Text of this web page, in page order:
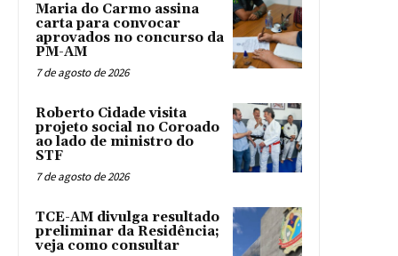
Maria do Carmo assina
carta para convocar
aprovados no concurso da
PM-AM
7 de agosto de 2026
Roberto Cidade visita
projeto social no Coroado
ao lado de ministro do
STF
7 de agosto de 2026
TCE-AM divulga resultado
preliminar da Residência;
veja como consultar